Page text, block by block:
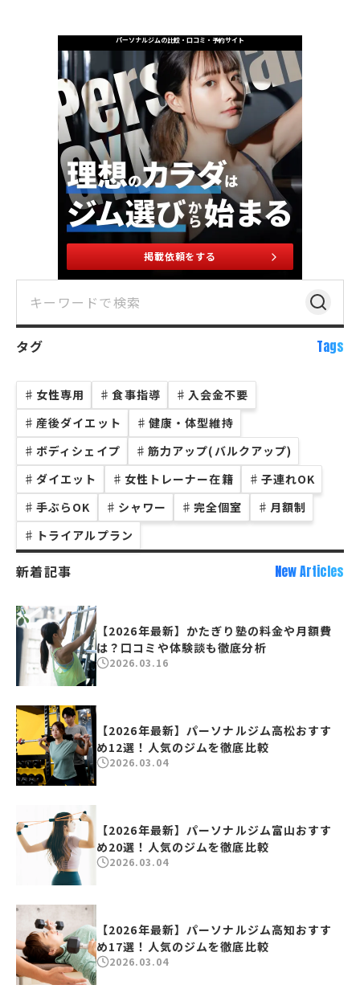
パーソナルジムの比較・口コミ・予約サイト
掲載依頼をする
タグ Tags
♯ 女性専用 ♯ 食事指導 ♯ 入会金不要
♯ 産後ダイエット ♯ 健康・体型維持
♯ ボディシェイプ ♯ 筋力アップ(バルクアップ)
♯ ダイエット ♯ 女性トレーナー在籍 ♯ 子連れOK
♯ 手ぶらOK ♯ シャワー ♯ 完全個室 ♯ 月額制
♯ トライアルプラン
新着記事 New Articles
【2026年最新】かたぎり塾の料金や月額費
は？口コミや体験談も徹底分析
2026.03.16
【2026年最新】パーソナルジム高松おすす
め12選！人気のジムを徹底比較
2026.03.04
【2026年最新】パーソナルジム富山おすす
め20選！人気のジムを徹底比較
2026.03.04
【2026年最新】パーソナルジム高知おすす
め17選！人気のジムを徹底比較
2026.03.04